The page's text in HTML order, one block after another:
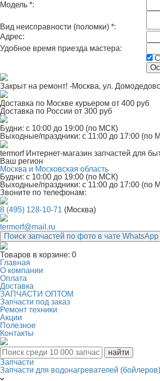
Модель *:
Вид неисправности (поломки) *:
Адрес:
Удобное время приезда мастера:
Закрыт на ремонт! -Москва, ул.
Доставка по Москве курьером от 400 руб
Доставка по России от 300 руб
Будни: с 10:00 до 19:00 (по МСК)
Выходные/праздники: с 11:00 до 17:00 (по
termorf Интернет-магазин запчастей для
Ваш регион
Москва и Московская область
Будни: с 10:00 до 19:00 (по МСК)
Выходные/праздники: с 11:00 до 17:00 (по
Звоните по телефонам:
8 (495) 128-10-71 (Москва)
termorf@mail.ru
Поиск запчастей по фото в чате WhatsApp
Товаров в корзине: 0
Главная
О компании
Оплата
Доставка
ЗАПЧАСТИ ОПТОМ
Запчасти под заказ
Ремонт техники
Акции
Полезное
Контакты
Запчасти
Запчасти для водонагревателей (бойлеров)